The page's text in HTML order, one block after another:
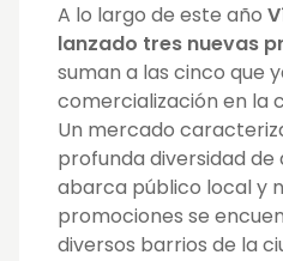
A lo largo de este año
lanzado tres nuevas
suman a las cinco que
comercialización en la
Un mercado
profunda diversidad de
abarca público local y
promociones se
diversos barrios de la